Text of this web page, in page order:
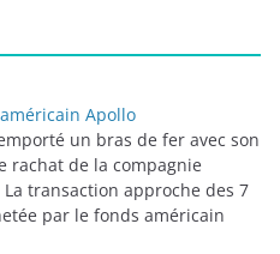
Apollo
un bras de fer avec son
rachat de la compagnie
transaction approche des 7
par le fonds américain